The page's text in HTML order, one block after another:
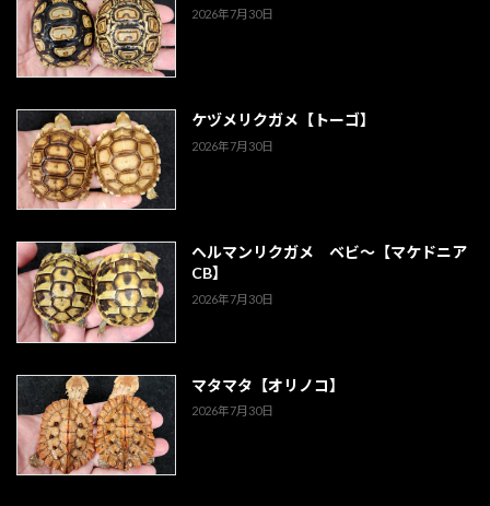
2026年7月30日
ケヅメリクガメ【トーゴ】
2026年7月30日
ヘルマンリクガメ ベビ～【マケドニア
CB】
2026年7月30日
マタマタ【オリノコ】
2026年7月30日